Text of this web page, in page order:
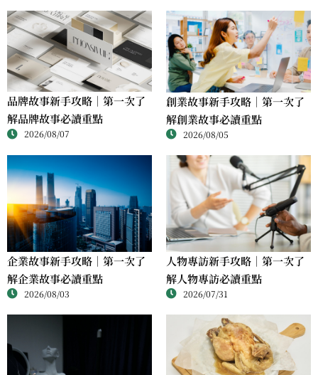
品牌故事新手攻略｜第一次了
解品牌故事必讀重點
2026/08/07
創業故事新手攻略｜第一次了
解創業故事必讀重點
2026/08/05
企業故事新手攻略｜第一次了
解企業故事必讀重點
2026/08/03
人物專訪新手攻略｜第一次了
解人物專訪必讀重點
2026/07/31